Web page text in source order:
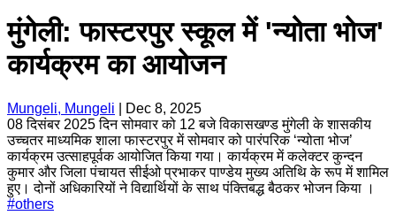
मुंगेली: फास्टरपुर स्कूल में 'न्योता भोज'
कार्यक्रम का आयोजन
Mungeli, Mungeli
Dec 8, 2025
08 दिसंबर 2025 दिन सोमवार को 12 बजे विकासखण्ड मुंगेली के शासकीय
उच्चतर माध्यमिक शाला फास्टरपुर में सोमवार को पारंपरिक ‘न्योता भोज’
कार्यक्रम उत्साहपूर्वक आयोजित किया गया। कार्यक्रम में कलेक्टर कुन्दन
कुमार और जिला पंचायत सीईओ प्रभाकर पाण्डेय मुख्य अतिथि के रूप में शामिल
हुए। दोनों अधिकारियों ने विद्यार्थियों के साथ पंक्तिबद्ध बैठकर भोजन किया ।
#others